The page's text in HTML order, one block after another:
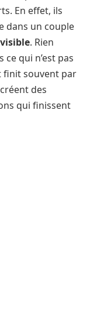
En effet, ils
dans un couple
. Rien
qui n’est pas
finit souvent par
des
qui finissent